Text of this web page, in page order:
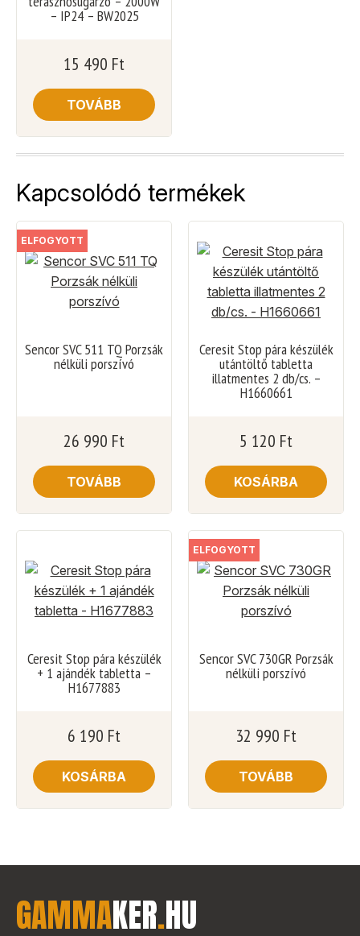
– IP24 – BW2025
15 490 Ft
TOVÁBB
Kapcsolódó termékek
ELFOGYOTT
Sencor SVC 511 TQ Porzsák
nélküli porszívó
26 990 Ft
TOVÁBB
Ceresit Stop pára készülék
utántöltő tabletta
illatmentes 2 db/cs. –
H1660661
5 120 Ft
KOSÁRBA
Ceresit Stop pára készülék
+ 1 ajándék tabletta –
H1677883
6 190 Ft
KOSÁRBA
ELFOGYOTT
Sencor SVC 730GR Porzsák
nélküli porszívó
32 990 Ft
TOVÁBB
GAMMAKER.HU